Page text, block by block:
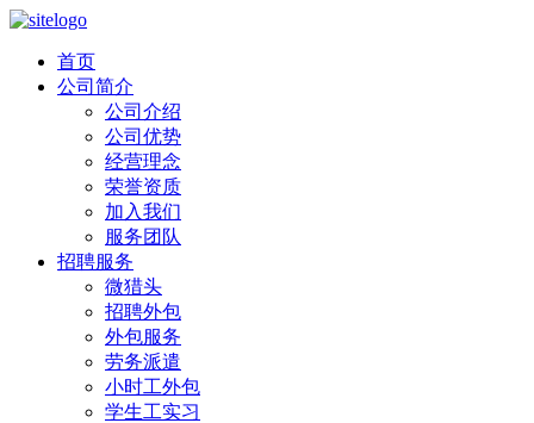
首页
公司简介
公司介绍
公司优势
经营理念
荣誉资质
加入我们
服务团队
招聘服务
微猎头
招聘外包
外包服务
劳务派遣
小时工外包
学生工实习